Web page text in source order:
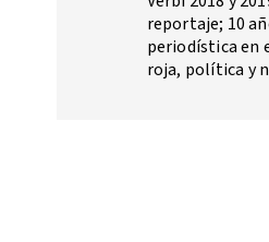
reportaje; 10
periodística en
roja, política y